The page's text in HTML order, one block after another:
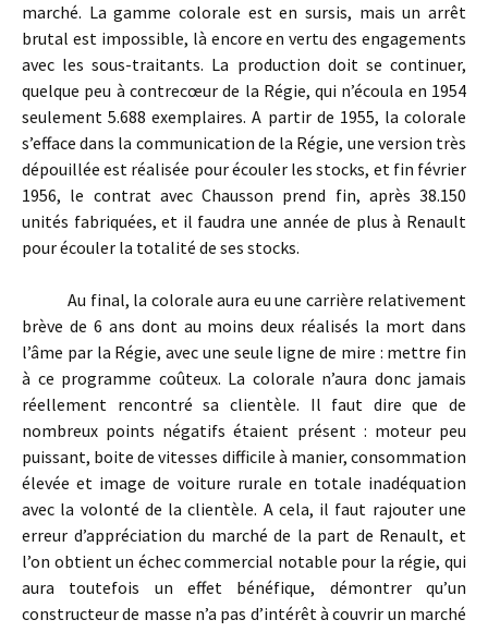
marché. La gamme colorale est en sursis, mais un arrêt
brutal est impossible, là encore en vertu des engagements
avec les sous-traitants. La production doit se continuer,
quelque peu à contrecœur de la Régie, qui n’écoula en 1954
seulement 5.688 exemplaires. A partir de 1955, la colorale
s’efface dans la communication de la Régie, une version très
dépouillée est réalisée pour écouler les stocks, et fin février
1956, le contrat avec Chausson prend fin, après 38.150
unités fabriquées, et il faudra une année de plus à Renault
pour écouler la totalité de ses stocks.
Au final, la colorale aura eu une carrière relativement
brève de 6 ans dont au moins deux réalisés la mort dans
l’âme par la Régie, avec une seule ligne de mire : mettre fin
à ce programme coûteux. La colorale n’aura donc jamais
réellement rencontré sa clientèle. Il faut dire que de
nombreux points négatifs étaient présent : moteur peu
puissant, boite de vitesses difficile à manier, consommation
élevée et image de voiture rurale en totale inadéquation
avec la volonté de la clientèle. A cela, il faut rajouter une
erreur d’appréciation du marché de la part de Renault, et
l’on obtient un échec commercial notable pour la régie, qui
aura toutefois un effet bénéfique, démontrer qu’un
constructeur de masse n’a pas d’intérêt à couvrir un marché